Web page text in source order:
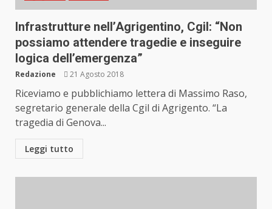
Infrastrutture nell’Agrigentino, Cgil: “Non
possiamo attendere tragedie e inseguire
logica dell’emergenza”
Redazione 21 Agosto 2018
Riceviamo e pubblichiamo lettera di Massimo Raso,
segretario generale della Cgil di Agrigento. “La
tragedia di Genova...
Leggi tutto